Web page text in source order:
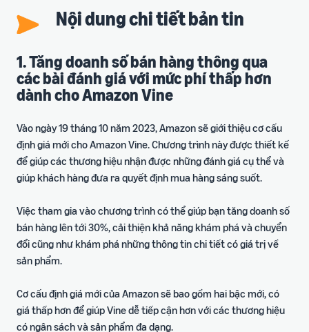
Hướng
Nhà
bán
hàng
Thư viện kiến thức bán
hàng
Cẩm nang hướng dẫn toàn
FBA (Fulfillment By
Amazon)
Dịch vụ Hoàn thiện đơn
hàng bởi Amazon
Đăng ký thương hiệu
Amazon Brand Registry -
Bảo vệ thương hiệu và
Hướng
lập kế
hoạch
doanh
Định hướng kế hoạch qua 5
bước
Lập kế hoạch tài chính
Dự kiến doanh thu và tối ưu
chi phí
Bảng kế hoạch doanh
Biểu mẫu P&L chi tiết
Tài liệu hướng dẫn thực
doanh thu
Tăng
doanh
thu
Công cụ khuyến mãi
(Coupon, Deal)
Công cụ tạo và quản lý
chương trình khuyến mãi
Quảng cáo trên
Amazon
Chiến lược chạy quảng cáo
Đào tạo chuyên sâu cho Nhà
bán hàng từ năm 2
Thanh toán
tài chính
Xem tất cả dịch vụ
Công
cụ
sản phẩm
Tìm kiếm cơ hội sản phẩm
với video, hình ảnh, biểu đồ
so sánh,...
Giải đáp các thắc mắc phổ
biến
Blog
Chia sẻ kiến thức và bí quyết
bán hàng
Tin
tức
- Sự
Hội nghị
Sự kiện gặp gỡ và kết nối
trực tiếp cùng Amazon
Tin tức
Ưu
đãi
10%
ký
Nội dung chi tiết bản tin
1. Tăng doanh số bán hàng thông qua
các bài đánh giá với mức phí thấp hơn
dành cho Amazon Vine
Vào ngày 19 tháng 10 năm 2023, Amazon sẽ giới thiệu cơ cấu
định giá mới cho Amazon Vine. Chương trình này được thiết kế
để giúp các thương hiệu nhận được những đánh giá cụ thể và
giúp khách hàng đưa ra quyết định mua hàng sáng suốt.
Việc tham gia vào chương trình có thể giúp bạn tăng doanh số
bán hàng lên tới 30%, cải thiện khả năng khám phá và chuyển
đổi cũng như khám phá những thông tin chi tiết có giá trị về
sản phẩm.
Cơ cấu định giá mới của Amazon sẽ bao gồm hai bậc mới, có
giá thấp hơn để giúp Vine dễ tiếp cận hơn với các thương hiệu
có ngân sách và sản phẩm đa dạng.